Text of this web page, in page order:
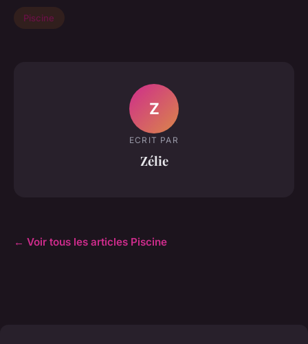
Piscine
Z
ECRIT PAR
Zélie
← Voir tous les articles Piscine